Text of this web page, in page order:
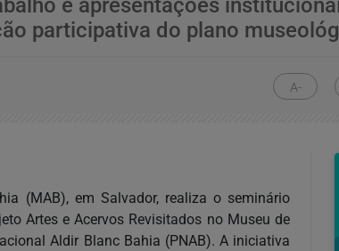
e apresentações
participativa do plano
A-
(MAB), em Salvador, realiza o seminário
Artes e Acervos Revisitados no Museu de
Aldir Blanc Bahia (PNAB). A iniciativa